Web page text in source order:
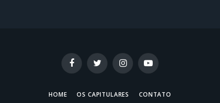
FacebookTwitter InstagramYouTube
HOME OS CAPITULARES CONTATO